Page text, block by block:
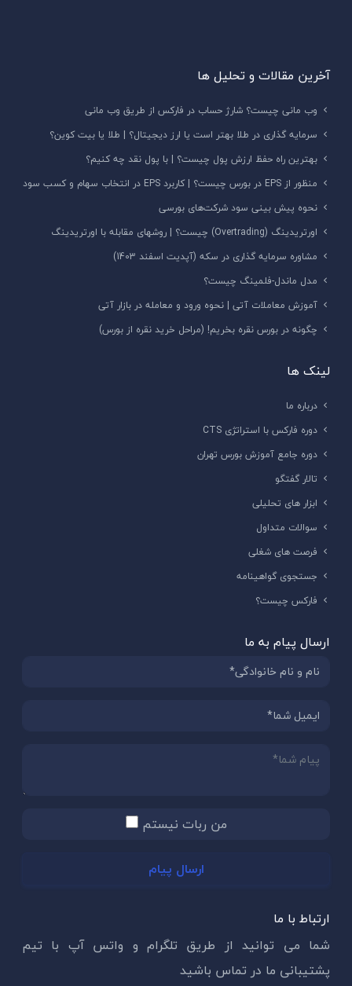
آخرین مقالات و تحلیل ها
وب مانی چیست؟ شارژ حساب در فارکس از طریق وب مانی
سرمایه گذاری در طلا بهتر است یا ارز دیجیتال؟ | طلا یا بیت کوین؟
بهترین راه حفظ ارزش پول چیست؟ | با پول نقد چه کنیم؟
منظور از EPS در بورس چیست؟ | کاربرد EPS در انتخاب سهام و کسب سود
نحوه پیش‌ بینی سود شرکت‌های بورسی
اورتریدینگ (Overtrading) چیست؟ | روشهای مقابله با اورتریدینگ
مشاوره سرمایه گذاری در سکه (آپدیت اسفند 1403)
مدل ماندل-فلمینگ چیست؟
آموزش معاملات آتی | نحوه ورود و معامله در بازار آتی
چگونه در بورس نقره بخریم! (مراحل خرید نقره از بورس)
لینک ها
درباره ما
دوره فارکس با استراتژی CTS
دوره جامع آموزش بورس تهران
تالار گفتگو
ابزار های تحلیلی
سوالات متداول
فرصت های شغلی
جستجوی گواهینامه
فارکس چیست؟
ارسال پیام به ما
من ربات نیستم
ارسال پیام
ارتباط با ما
شما می توانید از طریق تلگرام و واتس آپ با تیم
پشتیبانی ما در تماس باشید